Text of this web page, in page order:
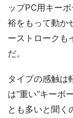
ップPC用キー
裕をもって動か
ーストロークも
だ。
タイプの感触は
は“重い”キーボ
とも多いと聞く